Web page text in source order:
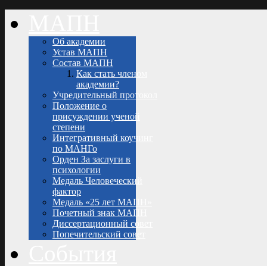
Об академии
Устав МАПН
Состав МАПН
Как стать членом
академии?
Учредительный протокол
Положение о
присуждении ученой
степени
Интегративный коучинг
по МАНГо
Орден За заслуги в
психологии
Медаль Человеческий
фактор
Медаль «25 лет МАПН»
Почетный знак МАПН
Диссертационный совет
Попечительский совет